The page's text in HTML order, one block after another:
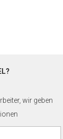
wir geben